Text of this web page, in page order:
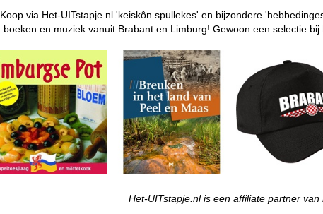
Koop via Het-UITstapje.nl 'keiskôn spullekes' en bijzondere
boeken en muziek vanuit Brabant en Limburg! Gewoon een selectie bij
Het-UITstapje.nl is een affiliate partner van